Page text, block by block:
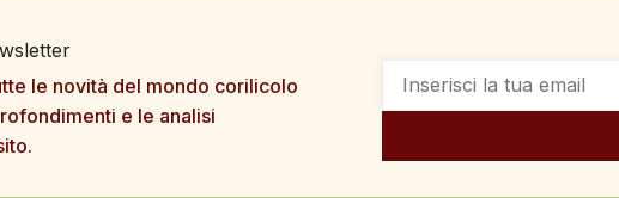
le novità del mondo corilicolo
e le analisi